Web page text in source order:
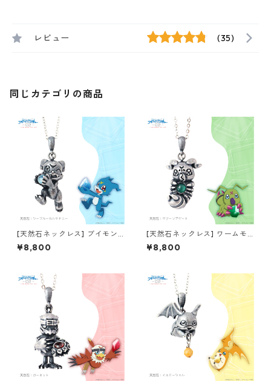
レビュー (35)
同じカテゴリの商品
[天然石ネックレス] ブイモン
デジモンアドベンチャー02 T
HE BEGINNING
¥8,800
[天然石ネックレス] ワームモ
ン デジモンアドベンチャー02
THE BEGINNING
¥8,800